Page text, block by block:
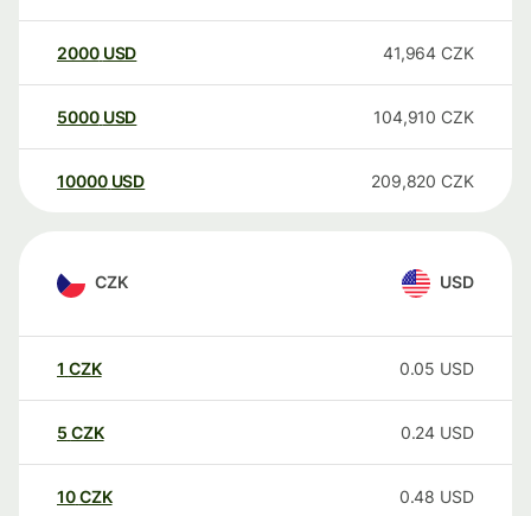
2000 USD 41,964 CZK
5000 USD 104,910 CZK
10000 USD 209,820 CZK
CZK USD
1 CZK 0.05 USD
5 CZK 0.24 USD
10CZK 0.48 USD